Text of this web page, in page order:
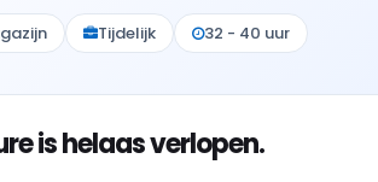
Tijdelijk 32 - 40 uur
is helaas verlopen.